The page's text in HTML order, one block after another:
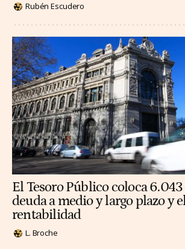
Rubén Escudero
El Tesoro Público coloca
deuda a medio y largo plazo y
rentabilidad
L. Broche